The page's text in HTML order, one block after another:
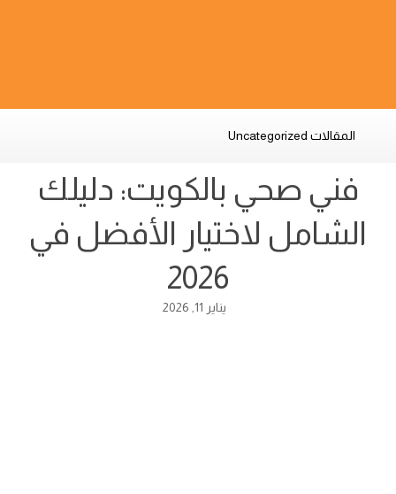
المقالات Uncategorized
فني صحي بالكويت: دليلك
الشامل لاختيار الأفضل في
2026
يناير 11, 2026